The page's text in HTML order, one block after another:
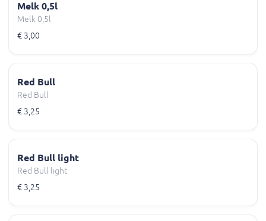
Melk 0,5l
Melk 0,5l
€ 3,00
Red Bull
Red Bull
€ 3,25
Red Bull light
Red Bull light
€ 3,25